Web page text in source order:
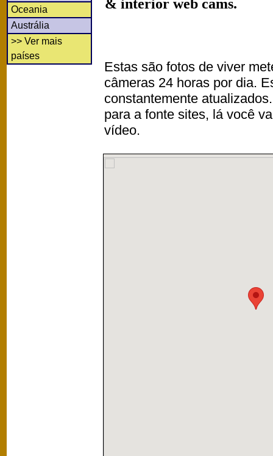
Oceania
Austrália
>> Ver mais
países
& interior web cams.
Estas são fotos de viver
câmeras 24 horas por dia.
constantemente
para a fonte sites, lá você
vídeo.